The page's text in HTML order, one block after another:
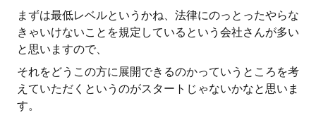
まずは最低レベルというかね、法律にのっとったやらな
きゃいけないことを規定しているという会社さんが多い
と思いますので、
それをどうこの方に展開できるのかっていうところを考
えていただくというのがスタートじゃないかなと思いま
す。